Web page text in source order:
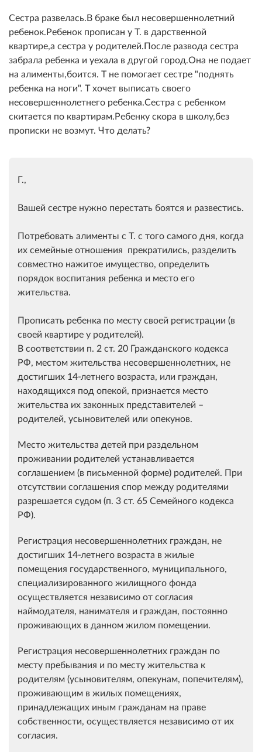
Сестра развелась.В браке был несовершеннолетний
ребенок.Ребенок прописан у Т. в дарственной
квартире,а сестра у родителей.После развода сестра
забрала ребенка и уехала в другой город.Она не подает
на алименты,боится. Т не помогает сестре "поднять
ребенка на ноги". Т хочет выписать своего
несовершеннолетнего ребенка.Сестра с ребенком
скитается по квартирам.Ребенку скора в школу,без
прописки не возмут. Что делать?
Г.,
Вашей сестре нужно перестать боятся и развестись.
Потребовать алименты с Т. с того самого дня, когда
их семейные отношения прекратились, разделить
совместно нажитое имущество, определить
порядок воспитания ребенка и место его
жительства.
Прописать ребенка по месту своей регистрации (в
своей квартире у родителей).
В соответствии п. 2 ст. 20 Гражданского кодекса
РФ, местом жительства несовершеннолетних, не
достигших 14-летнего возраста, или граждан,
находящихся под опекой, признается место
жительства их законных представителей –
родителей, усыновителей или опекунов.
Место жительства детей при раздельном
проживании родителей устанавливается
соглашением (в письменной форме) родителей. При
отсутствии соглашения спор между родителями
разрешается судом (п. 3 ст. 65 Семейного кодекса
РФ).
Регистрация несовершеннолетних граждан, не
достигших 14-летнего возраста в жилые
помещения государственного, муниципального,
специализированного жилищного фонда
осуществляется независимо от согласия
наймодателя, нанимателя и граждан, постоянно
проживающих в данном жилом помещении.
Регистрация несовершеннолетних граждан по
месту пребывания и по месту жительства к
родителям (усыновителям, опекунам, попечителям),
проживающим в жилых помещениях,
принадлежащих иным гражданам на праве
собственности, осуществляется независимо от их
согласия.